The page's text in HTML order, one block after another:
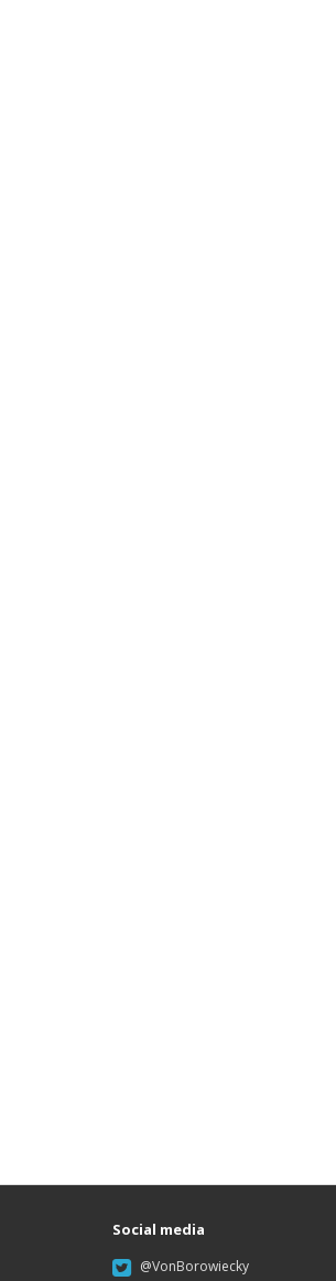
Social media
@VonBorowiecky